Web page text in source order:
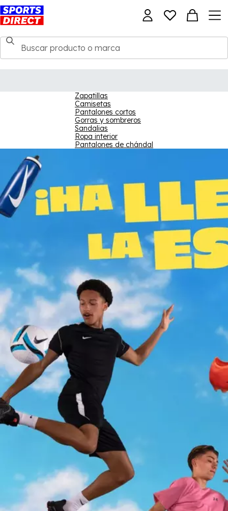
Zapatillas
Camisetas
Pantalones cortos
Gorras y sombreros
Sandalias
Ropa interior
Pantalones de chándal